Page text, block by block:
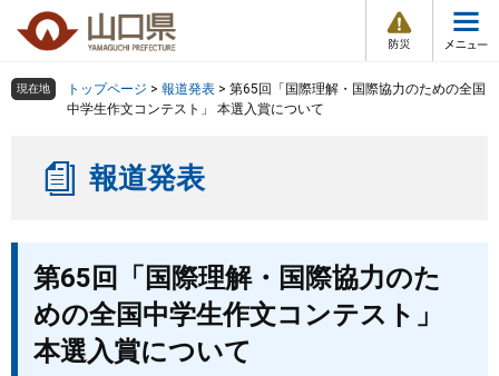
の
ー
情
報
メ
ュ
組織で探す
くらし・環境
健康・福祉
検索の仕方 組織で探す
現在地 トップページ > 報道発表 > 第65回「国際理解・国際協力のための全国
中学生作文コンテスト」 本選入賞について
報道発表
第65回「国際理解・国際協力のた
めの全国中学生作文コンテスト」
本選入賞について